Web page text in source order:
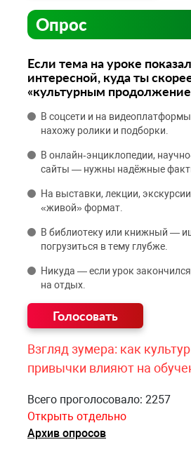
Опрос
Если тема на уроке
интересной, куда ты
«культурным
В соцсети и на
нахожу ролики и подборки.
В онлайн‑энциклопедии,
сайты — нужны надёжные
На выставки, лекции,
«живой» формат.
В библиотеку или книжный —
погрузиться в тему глубже.
Никуда — если урок
на отдых.
Взгляд зумера: как
привычки влияют на
Всего проголосовало: 2257
Открыть отдельно
Архив опросов